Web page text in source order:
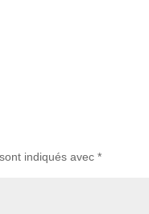
indiqués avec*